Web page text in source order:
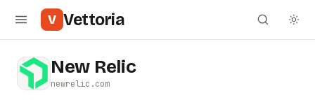
V Vettoria
New Relic
newrelic.com